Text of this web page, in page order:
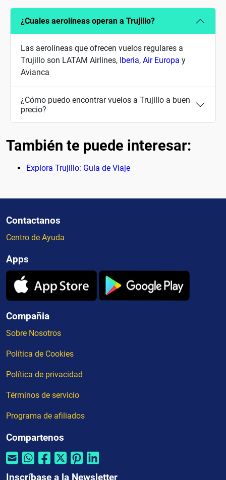
¿Cuales aerolíneas operan a Trujillo?
Las aerolíneas que ofrecen vuelos regulares a
Trujillo son LATAM Airlines, Iberia, Air Europa y
Avianca
¿Cómo puedo encontrar vuelos a Trujillo a buen
precio?
También te puede interesar:
Explora Trujillo: Guía de Viaje
Contactanos
Centro de Ayuda
Apps
Compañia
Sobre Nosotros
Política de Cookies
Política de privacidad
Términos de servicio
Programa de afiliados
Compartenos
Inscríbase a la Newsletter